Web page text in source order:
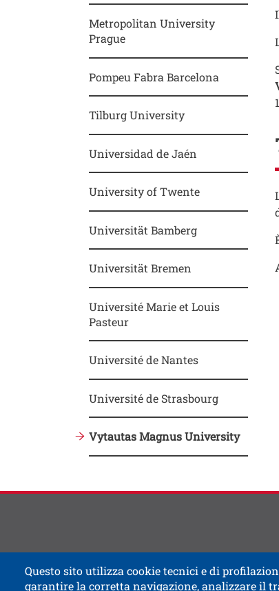
Questo sito utilizza cookie tecnici e di
garantire la corretta navigazione, analizzare il
Metropolitan University
Prague
Pompeu Fabra Barcelona
Tilburg University
Universidad de Jaén
University of Twente
Universität Bamberg
Universität Bremen
Université Marie et Louis
Pasteur
Université de Nantes
Université de Strasbourg
Vytautas Magnus University